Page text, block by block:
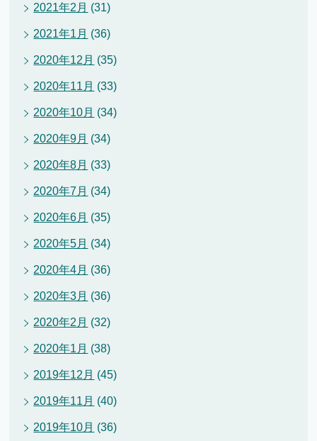
2021年2月 (31)
2021年1月 (36)
2020年12月 (35)
2020年11月 (33)
2020年10月 (34)
2020年9月 (34)
2020年8月 (33)
2020年7月 (34)
2020年6月 (35)
2020年5月 (34)
2020年4月 (36)
2020年3月 (36)
2020年2月 (32)
2020年1月 (38)
2019年12月 (45)
2019年11月 (40)
2019年10月 (36)